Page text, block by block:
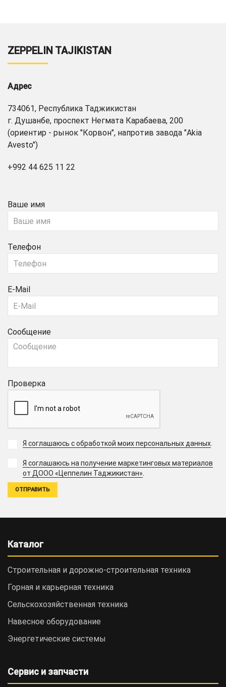
ZEPPELIN TAJIKISTAN
Адрес
734061, Республика Таджикистан
г. Душанбе, проспект Негмата Карабаева, 200
(ориентир - рынок "Корвон", напротив завода "Akia
Avesto")
+992 44 625 11 22
Ваше имя
Телефон
E-Mail
Сообщение
Проверка
Я соглашаюсь с обработкой моих персональных данных.
Я соглашаюсь на получение маркетинговых материалов
от ДООО «Цеппелин Таджикистан».
Каталог
Строительная и дорожно-cтроительная техника
Горная и карьерная техника
Сельскохозяйственная техника
Навесное оборудование
Энергетические системы
Сервис и запчасти